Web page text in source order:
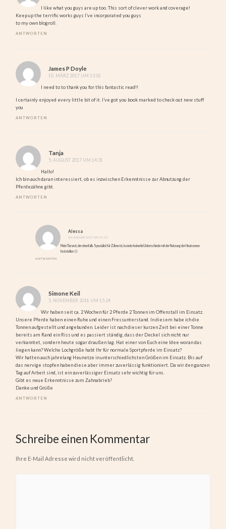
I like what you guys are up too. This sort of clever work and coverage!
Keep up the terrific works guys I’ve incorporated you guys
to my own blogroll.
ANTWORTEN
James P Doyle
10. MÄRZ 2017 UM 13:18
I need to to thank you for this fantastic read!!
I certainly enjoyed every little bit of it. I’ve got you book marked to check out new stuff
you
ANTWORTEN
Tanja
5. AUGUST 2017 UM 14:31
Hallo!
Ich bin auch daran interessiert, ob es inzwischen Erkenntnisse zur Abnutzung der
Pferdezähne gibt.
ANTWORTEN
Alessa
20. AUGUST 2017 UM 15:33
Mein Tierarzt, der ebenfalls Spezialist für Zähne ist, konnte keinerlei Unterschiede mit der Nutzung der Heutonnen
feststellen 🙂
ANTWORTEN
Simone Keil
5. NOVEMBER 2018 UM 15:24
Wir haben seit ca. 2 Wochen für 2 Pferde 2 Tonnen im Offenstall im Einsatz.
Unsere Pferde haben einen Ruhe und einen Fressunterstand. In diesem habe ich die
Tonnen aufgestellt und angebunden. Leider ist nach dieser kurzen Zeit bei einer Tonne
bereits am Rand ein Riss und es passiert ständig, dass der Deckel sich nicht nur
verkanntet, sondern heute sogar draußen lag. Hat einer von Euch eine Idee woran das
liegen kann? Welche Lochgröße habt Ihr für normale Sportpferde im Einsatz?
Wir hatten auch jahrelang Heunetze in unterschiedlichsten Größen im Einsatz. Bis auf
das nervige stopfen haben diese aber immer zuverlässig funktioniert. Da wir den ganzen
Tag auf Arbeit sind, ist ein zuverlässiger Einsatz sehr wichtig für uns.
Gibt es neue Erkenntnisse zum Zahnabrieb?
Danke und Grüße
ANTWORTEN
Schreibe einen Kommentar
Ihre E-Mail Adresse wird nicht veröffentlicht.